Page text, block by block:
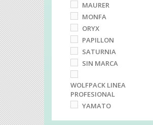
MAURER
MONFA
ORYX
PAPILLON
SATURNIA
SIN MARCA
WOLFPACK LINEA
PROFESIONAL
YAMATO